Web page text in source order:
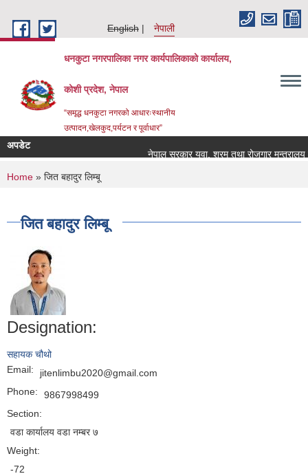
English
नेपाली
धनकुटा नगरपालिका नगर कार्यपालिकाको कार्यालय,
कोशी प्रदेश, नेपाल
“समृद्ध धनकुटा नगरको आधारःस्थानीय
उत्पादन,खेलकुद,पर्यटन र पूर्वाधार”
अपडेट
नेपाल सरकार युवा, श्रम तथा रोजगार मन्त्रालय
You are here
Home » जित बहादुर लिम्बू
जित बहादुर लिम्बू
Designation:
सहायक चौथो
Email:
jitenlimbu2020@gmail.com
Phone:
9867998499
Section:
वडा कार्यालय वडा नम्बर ७
Weight:
-72